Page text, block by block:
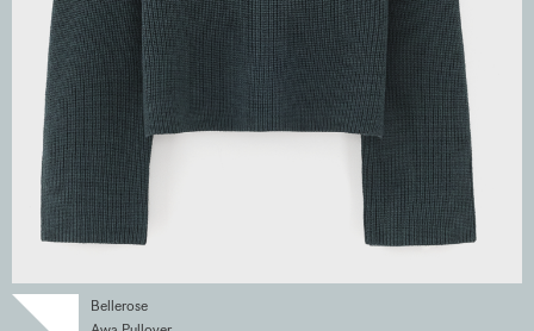
Bellerose